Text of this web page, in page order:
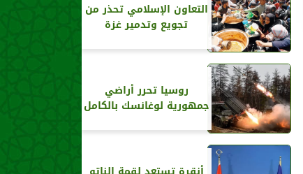
التعاون الإسلامي تحذر من
تجويع وتدمير غزة
روسيا تحرر أراضي
جمهورية لوغانسك بالكامل